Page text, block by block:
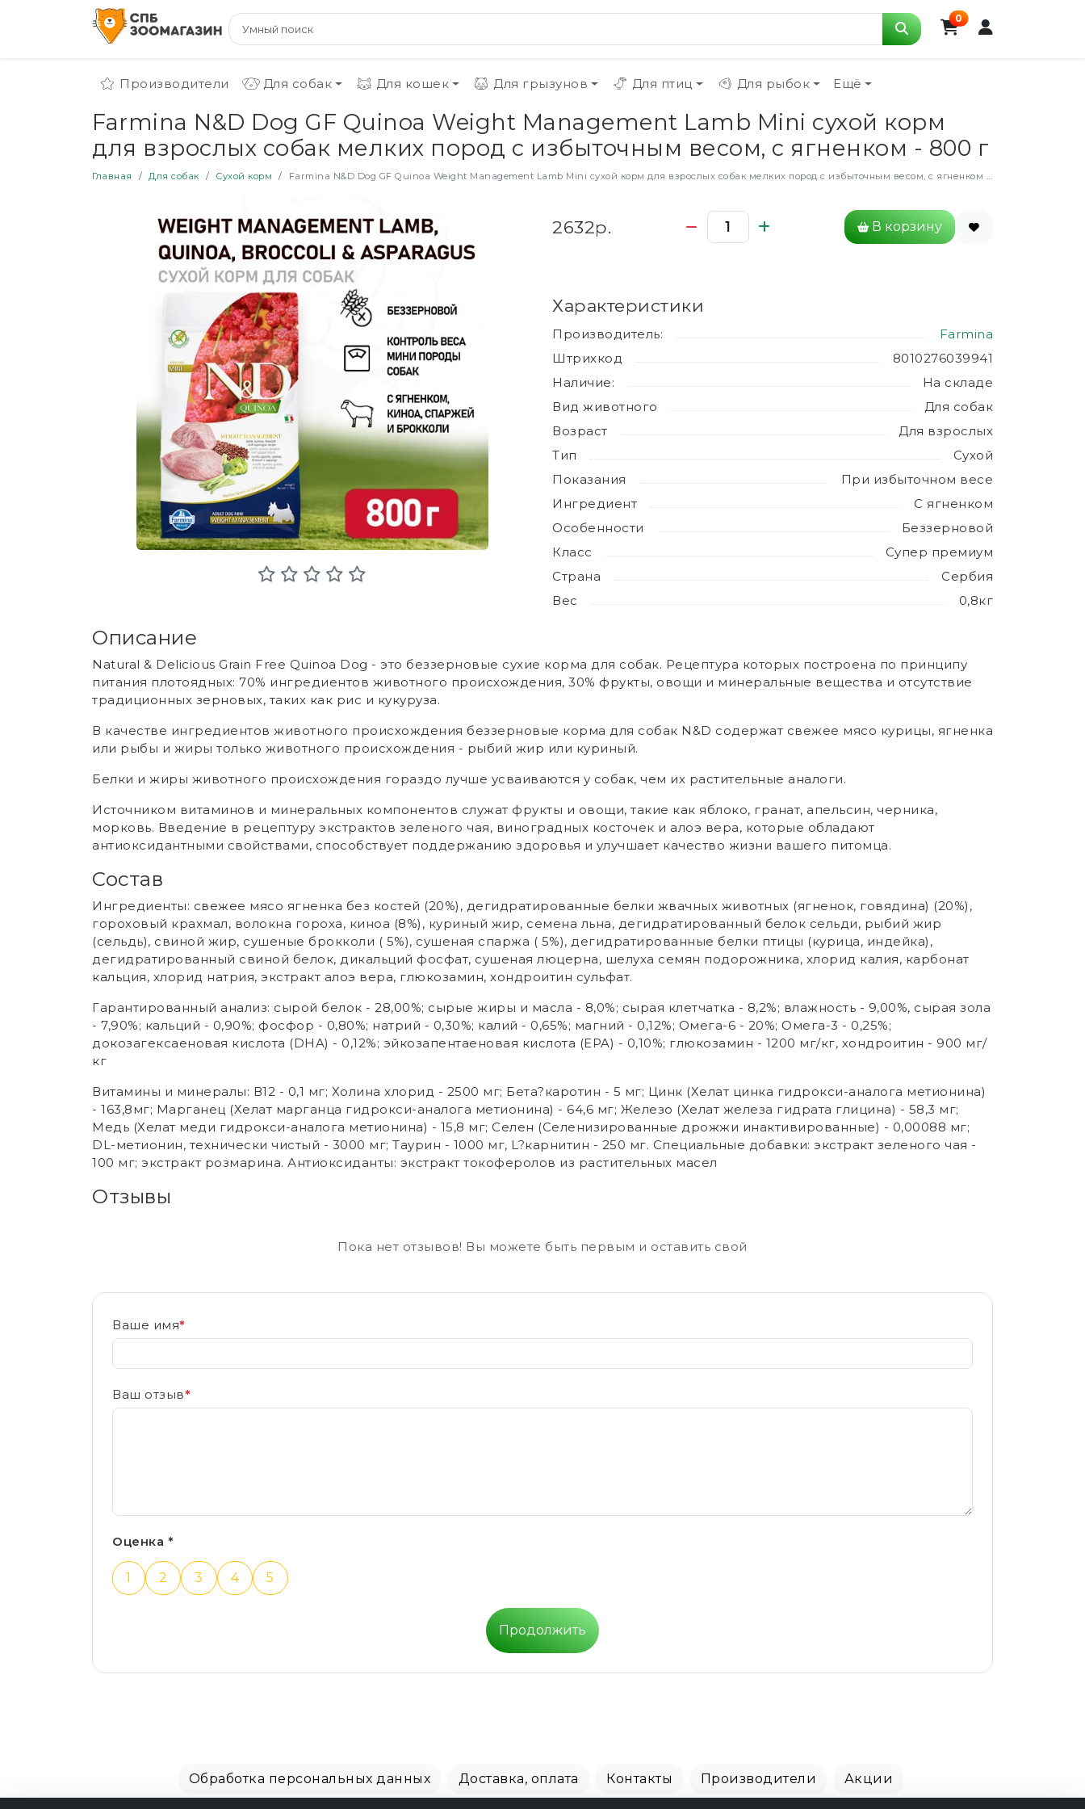
0
Производители Для собак Для кошек Для грызунов Для птиц Для рыбок Ещё
Farmina N&D Dog GF Quinoa Weight Management Lamb Mini сухой корм
для взрослых собак мелких пород с избыточным весом, с ягненком - 800 г
Главная Для собак Сухой корм Farmina N&D Dog GF Quinoa Weight Management Lamb Mini сухой корм для взрослых собак мелких пород с избыточным весом, с ягненком - 800 г
2632р. В корзину
Характеристики
Производитель:
Farmina
Штрихкод
8010276039941
Наличие:
На складе
Вид животного
Для собак
Возраст
Для взрослых
Тип
Сухой
Показания
При избыточном весе
Ингредиент
С ягненком
Особенности
Беззерновой
Класс
Супер премиум
Страна
Сербия
Вес
0,8кг
Описание
Natural & Delicious Grain Free Quinoa Dog - это беззерновые сухие корма для cобак. Рецептура которых построена по принципу
питания плотоядных: 70% ингредиентов животного происхождения, 30% фрукты, овощи и минеральные вещества и отсутствие
традиционных зерновых, таких как рис и кукуруза.
В качестве ингредиентов животного происхождения беззерновые корма для собак N&D содержат свежее мясо курицы, ягненка
или рыбы и жиры только животного происхождения - рыбий жир или куриный.
Белки и жиры животного происхождения гораздо лучше усваиваются у собак, чем их растительные аналоги.
Источником витаминов и минеральных компонентов служат фрукты и овощи, такие как яблоко, гранат, апельсин, черника,
морковь. Введение в рецептуру экстрактов зеленого чая, виноградных косточек и алоэ вера, которые обладают
антиоксидантными свойствами, способствует поддержанию здоровья и улучшает качество жизни вашего питомца.
Состав
Ингредиенты: свежее мясо ягненка без костей (20%), дегидратированные белки жвачных животных (ягненок, говядина) (20%),
гороховый крахмал, волокна гороха, киноа (8%), куриный жир, семена льна, дегидратированный белок сельди, рыбий жир
(сельдь), свиной жир, сушеные брокколи ( 5%), сушеная спаржа ( 5%), дегидратированные белки птицы (курица, индейка),
дегидратированный свиной белок, дикальций фосфат, сушеная люцерна, шелуха семян подорожника, хлорид калия, карбонат
кальция, хлорид натрия, экстракт алоэ вера, глюкозамин, хондроитин сульфат.
Гарантированный анализ: сырой белок - 28,00%; сырые жиры и масла - 8,0%; сырая клетчатка - 8,2%; влажность - 9,00%, сырая зола
- 7,90%; кальций - 0,90%; фосфор - 0,80%; натрий - 0,30%; калий - 0,65%; магний - 0,12%; Омега-6 - 20%; Омега-3 - 0,25%;
докозагексаеновая кислота (DHA) - 0,12%; эйкозапентаеновая кислота (EPA) - 0,10%; глюкозамин - 1200 мг/кг, хондроитин - 900 мг/
кг
Витамины и минералы: В12 - 0,1 мг; Холина хлорид - 2500 мг; Бета?каротин - 5 мг; Цинк (Хелат цинка гидрокси-аналога метионина)
- 163,8мг; Марганец (Хелат марганца гидрокси-аналога метионина) - 64,6 мг; Железо (Хелат железа гидрата глицина) - 58,3 мг;
Медь (Хелат меди гидрокси-аналога метионина) - 15,8 мг; Селен (Селенизированные дрожжи инактивированные) - 0,00088 мг;
DL-метионин, технически чистый - 3000 мг; Таурин - 1000 мг, L?карнитин - 250 мг. Специальные добавки: экстракт зеленого чая -
100 мг; экстракт розмарина. Антиоксиданты: экстракт токоферолов из растительных масел
Отзывы
Пока нет отзывов! Вы можете быть первым и оставить свой
Ваше имя*
Ваш отзыв*
Оценка *
1 2 3 4 5
Продолжить
Обработка персональных данных Доставка, оплата Контакты Производители Акции